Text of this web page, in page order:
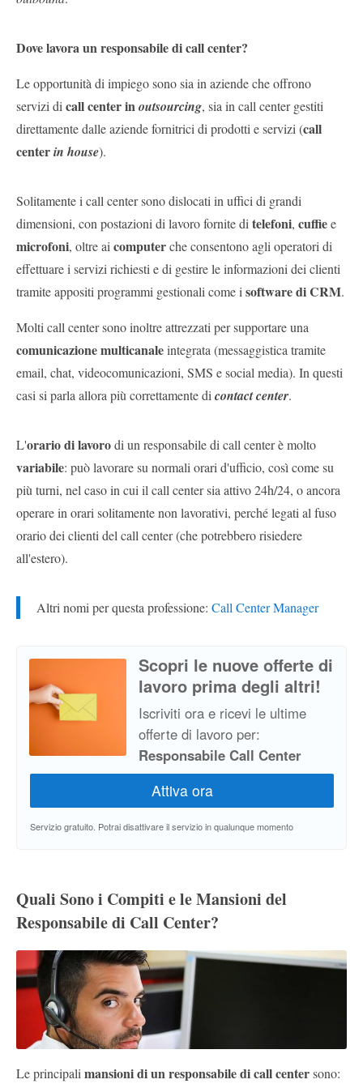
Dove lavora un responsabile di call center?
Le opportunità di impiego sono sia in aziende che offrono
servizi di call center inoutsourcing, sia in call center gestiti
direttamente dalle aziende fornitrici di prodotti e servizi (call
centerin house).
Solitamente i call center sono dislocati in uffici di grandi
dimensioni, con postazioni di lavoro fornite di telefoni, cuffiee
microfoni, oltre ai computerche consentono agli operatori di
effettuare i servizi richiesti e di gestire le informazioni dei clienti
tramite appositi programmi gestionali come i software di CRM.
Molti call center sono inoltre attrezzati per supportare una
comunicazione multicanaleintegrata (messaggistica tramite
email, chat, videocomunicazioni, SMS e social media). In questi
casi si parla allora più correttamente di contact center.
L'orario di lavorodi un responsabile di call center è molto
variabile: può lavorare su normali orari d'ufficio, così come su
più turni, nel caso in cui il call center sia attivo 24h/24, o ancora
operare in orari solitamente non lavorativi, perché legati al fuso
orario dei clienti del call center (che potrebbero risiedere
all'estero).
Altri nomi per questa professione: Call Center Manager
Scopri le nuove offerte di
lavoro prima degli altri!
Iscriviti ora e ricevi le ultime
offerte di lavoro per:
Responsabile Call Center
Servizio gratuito. Potrai disattivare il servizio in qualunque momento
Quali Sono i Compiti e le Mansioni del
Responsabile di Call Center?
Le principali mansioni di un responsabile di call centersono: